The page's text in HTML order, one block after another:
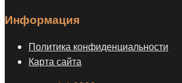
Информация
Политика конфиденциальности
Карта сайта